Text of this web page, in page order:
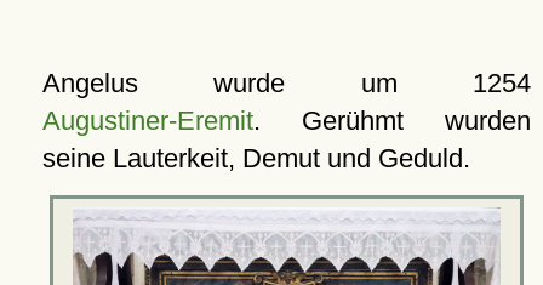
Angelus wurde um 1254
Augustiner-Eremit. Gerühmt wurden
seine Lauterkeit, Demut und Geduld.